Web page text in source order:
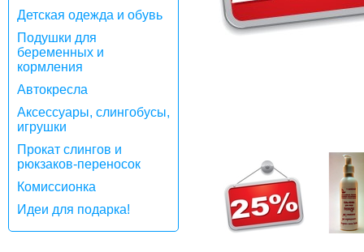
Детская одежда и обувь
Подушки для
беременных и
кормления
Автокресла
Аксессуары, слингобусы,
игрушки
Прокат слингов и
рюкзаков-переносок
Комиссионка
Идеи для подарка!